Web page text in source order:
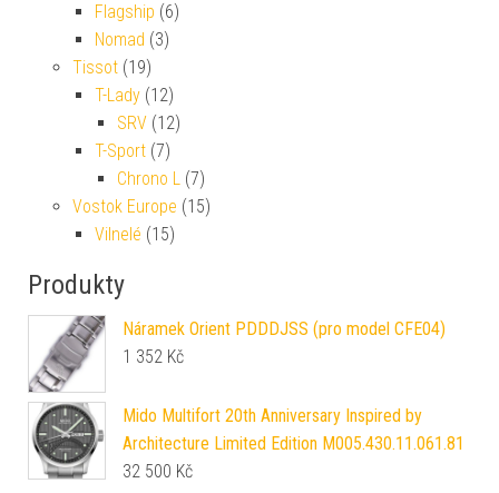
Flagship (6)
Nomad (3)
Tissot (19)
T-Lady (12)
SRV (12)
T-Sport (7)
Chrono L (7)
Vostok Europe (15)
Vilnelé (15)
Produkty
Náramek Orient PDDDJSS (pro model CFE04)
1 352 Kč
Mido Multifort 20th Anniversary Inspired by
Architecture Limited Edition M005.430.11.061.81
32 500 Kč